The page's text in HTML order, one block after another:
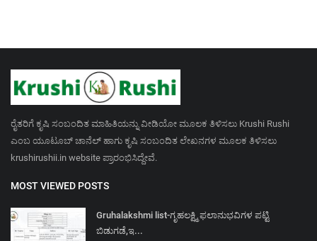
ರೈತರಿಗೆ ಕೃಷಿ ಸಂಬಂದಿತ ಮಾಹಿತಿಯನ್ನು ವೀಡಿಯೋ ಮೂಲಕ ತಿಳಿಸಲು Krushi Rushi
ಎಂಬ ಯೂಟೂಬ್ ಚಾನೆಲ್ ಹಾಗು ಕೃಷಿ ಸಂಬಂದಿತ ಲೇಖನಗಳ ಮೂಲಕ ತಿಳಿಸಲು
krushirushii.in website ಪ್ರಾರಂಭಿಸಿದ್ದೇವೆ.
MOST VIEWED POSTS
Gruhalakshmi list-ಗೃಹಲಕ್ಷ್ಮಿ ಫಲಾನುಭವಿಗಳ ಪಟ್ಟಿ
ಬಿಡುಗಡೆ,ಇ...